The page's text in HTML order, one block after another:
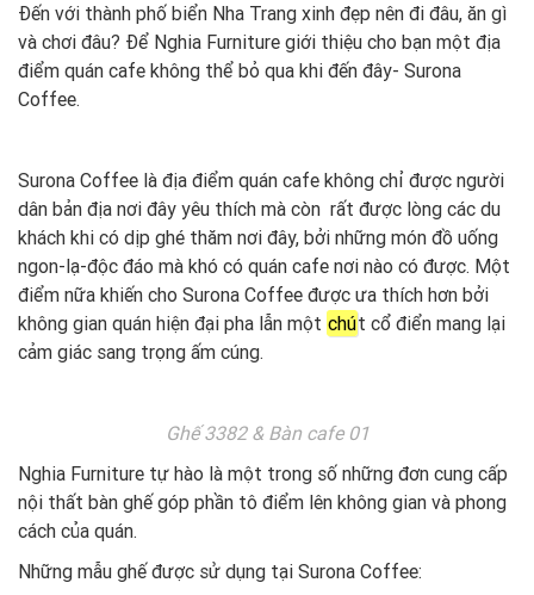
Đến với thành phố biển Nha Trang xinh đẹp nên đi đâu, ăn gì
và chơi đâu? Để Nghia Furniture giới thiệu cho bạn một địa
điểm quán cafe không thể bỏ qua khi đến đây- Surona
Coffee.
Surona Coffee là địa điểm quán cafe không chỉ được người
dân bản địa nơi đây yêu thích mà còn rất được lòng các du
khách khi có dịp ghé thăm nơi đây, bởi những món đồ uống
ngon-lạ-độc đáo mà khó có quán cafe nơi nào có được. Một
điểm nữa khiến cho Surona Coffee được ưa thích hơn bởi
không gian quán hiện đại pha lẫn một chút cổ điển mang lại
cảm giác sang trọng ấm cúng.
Ghế 3382 & Bàn cafe 01
Nghia Furniture tự hào là một trong số những đơn cung cấp
nội thất bàn ghế góp phần tô điểm lên không gian và phong
cách của quán.
Những mẫu ghế được sử dụng tại Surona Coffee: